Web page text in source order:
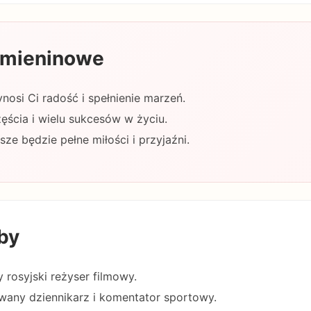
Ci radość i spełnienie marzeń.
i wielu sukcesów w życiu.
będzie pełne miłości i przyjaźni.
rosyjski reżyser filmowy.
dziennikarz i komentator sportowy.